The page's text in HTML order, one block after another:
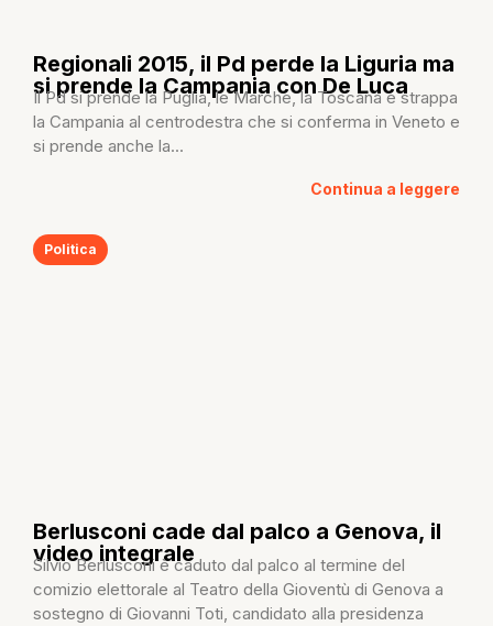
Regionali 2015, il Pd perde la Liguria ma
si prende la Campania con De Luca
Il Pd si prende la Puglia, le Marche, la Toscana e strappa
la Campania al centrodestra che si conferma in Veneto e
si prende anche la...
Continua a leggere
Politica
Berlusconi cade dal palco a Genova, il
video integrale
Silvio Berlusconi è caduto dal palco al termine del
comizio elettorale al Teatro della Gioventù di Genova a
sostegno di Giovanni Toti, candidato alla presidenza